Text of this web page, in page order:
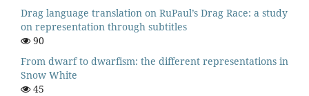
Drag language translation on RuPaul’s Drag Race: a study
on representation through subtitles
90
From dwarf to dwarfism: the different representations in
Snow White
45